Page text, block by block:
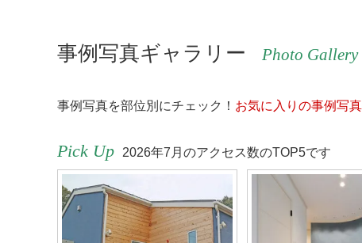
事例写真ギャラリー Photo Gallery
事例写真を部位別にチェック！ お気に入りの事例写
Pick Up 2026年7月のアクセス数のTOP5です